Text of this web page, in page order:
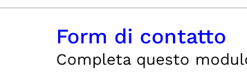
Form di contatto
Completa questo